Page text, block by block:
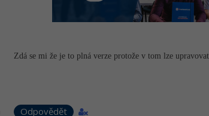
Zdá se mi že je to plná verze protože v tom lze
Odpovědět